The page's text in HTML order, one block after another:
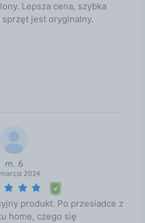
Lepsza cena, szybka
jest oryginalny.
m...6
2024
produkt. Po przesiadce z
home, czego się